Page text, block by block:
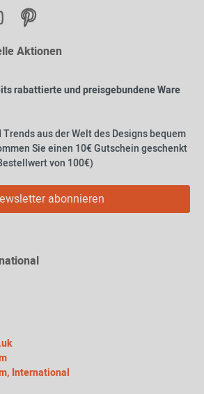
Aktionen
rabattierte und preisgebundene Ware
aus der Welt des Designs bequem
Sie einen 10€ Gutschein geschenkt
von 100€)
abonnieren
International